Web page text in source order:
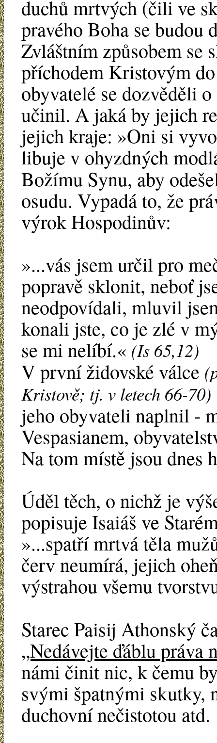
duchů mrtvých (čili ve
pravého Boha se budou
Zvláštním způsobem se
příchodem Kristovým
obyvatelé se dozvěděli
učinil. A jaká by jejich
jejich kraje: »Oni si
libuje v ohyzdných
Božímu Synu, aby
osudu. Vypadá to, že
výrok Hospodinův:
»...vás jsem určil pro
popravě sklonit, neboť
neodpovídali, mluvil
konali jste, co je zlé v
se mi nelíbí.« (Is 65,12)
V první židovské válce
Kristově; tj. v letech 66-70)
jeho obyvateli naplnil -
Vespasianem,
Na tom místě jsou dnes
Úděl těch, o nichž je
popisuje Isaiáš ve
»...spatří mrtvá těla
červ neumírá, jejich
výstrahou všemu
Starec Paisij Athonský
„Nedávejte ďáblu práva
námi činit nic, k čemu
svými špatnými skutky,
duchovní nečistotou atd.